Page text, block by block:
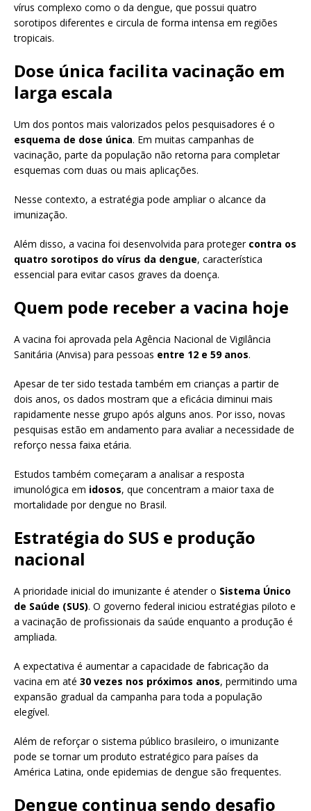
vírus complexo como o da dengue, que possui quatro
sorotipos diferentes e circula de forma intensa em regiões
tropicais.
Dose única facilita vacinação em
larga escala
Um dos pontos mais valorizados pelos pesquisadores é o
esquema de dose única. Em muitas campanhas de
vacinação, parte da população não retorna para completar
esquemas com duas ou mais aplicações.
Nesse contexto, a estratégia pode ampliar o alcance da
imunização.
Além disso, a vacina foi desenvolvida para proteger contra os
quatro sorotipos do vírus da dengue, característica
essencial para evitar casos graves da doença.
Quem pode receber a vacina hoje
A vacina foi aprovada pela Agência Nacional de Vigilância
Sanitária (Anvisa) para pessoas entre 12 e 59 anos.
Apesar de ter sido testada também em crianças a partir de
dois anos, os dados mostram que a eficácia diminui mais
rapidamente nesse grupo após alguns anos. Por isso, novas
pesquisas estão em andamento para avaliar a necessidade de
reforço nessa faixa etária.
Estudos também começaram a analisar a resposta
imunológica em idosos, que concentram a maior taxa de
mortalidade por dengue no Brasil.
Estratégia do SUS e produção
nacional
A prioridade inicial do imunizante é atender o Sistema Único
de Saúde (SUS). O governo federal iniciou estratégias piloto e
a vacinação de profissionais da saúde enquanto a produção é
ampliada.
A expectativa é aumentar a capacidade de fabricação da
vacina em até 30 vezes nos próximos anos, permitindo uma
expansão gradual da campanha para toda a população
elegível.
Além de reforçar o sistema público brasileiro, o imunizante
pode se tornar um produto estratégico para países da
América Latina, onde epidemias de dengue são frequentes.
Dengue continua sendo desafio